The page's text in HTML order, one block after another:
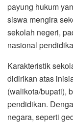
payung hukum
siswa mengira
sekolah negeri,
nasional
Karakteristik
didirikan atas
(walikota/bupati),
pendidikan.
negara, seperti